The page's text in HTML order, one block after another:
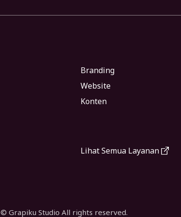
e
y
.
Branding
Website
Konten
Lihat Semua Layanan
© Grapiku Studio All rights reserved.